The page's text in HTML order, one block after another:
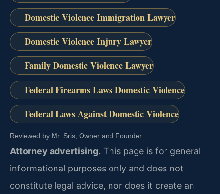
Domestic Violence Immigration Lawyer
Domestic Violence Injury Lawyer
Family Domestic Violence Lawyer
Federal Firearms Laws Domestic Violence
Federal Laws Against Domestic Violence
Reviewed by Mr. Sris, Owner and Founder.
Attorney advertising. This page is for general
informational purposes only and does not
constitute legal advice, nor does it create an